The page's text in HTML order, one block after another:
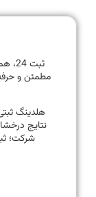
ثبت
مطمئن و
نتایج
شرکت؛